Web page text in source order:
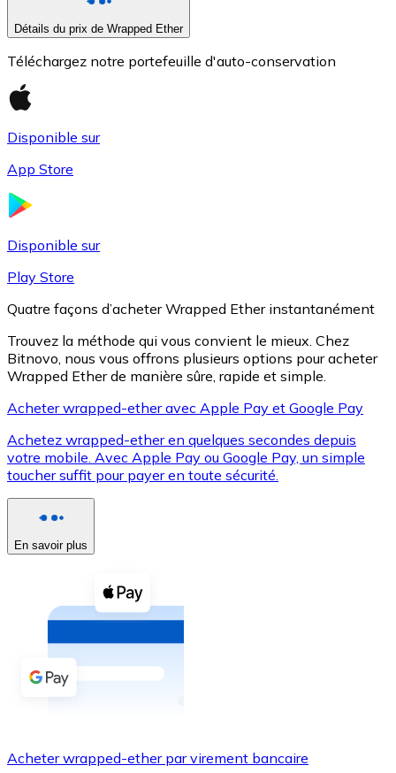
XRP
XRP
Voir toutes
Coupons crypto
Achetez des cryptomonnaies en espèces et d'autres
Acheter avec espèces
Virement SEPA
Détails du prix de Wrapped Ether
Téléchargez notre portefeuille d'auto-conservation
Disponible sur
App Store
Disponible sur
Play Store
Quatre façons d’acheter Wrapped Ether instantanément
Trouvez la méthode qui vous convient le mieux. Chez
Bitnovo, nous vous offrons plusieurs options pour acheter
Wrapped Ether de manière sûre, rapide et simple.
Acheter wrapped-ether avec Apple Pay et Google Pay
Achetez wrapped-ether en quelques secondes depuis
votre mobile. Avec Apple Pay ou Google Pay, un simple
toucher suffit pour payer en toute sécurité.
En savoir plus
Acheter wrapped-ether par virement bancaire